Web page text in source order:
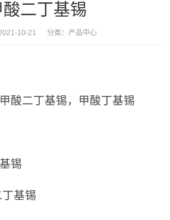
酸二丁基锡
10-21 分类： 产品中心
酸二丁基锡，甲酸丁基锡
锡
基锡